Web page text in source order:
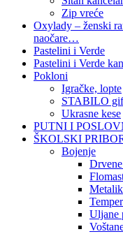
Zip vreće
Oxylady – ženski
naočare…
Pastelini i Verde
Pastelini i Verde
Pokloni
Igračke, lopte
STABILO
Ukrasne kese
PUTNI I
ŠKOLSKI
Bojenje
Uljane